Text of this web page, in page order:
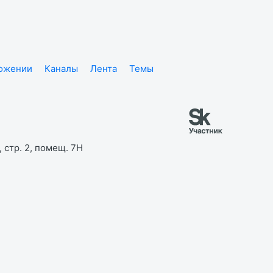
Каналы Лента
Темы
стр. 2, помещ. 7Н